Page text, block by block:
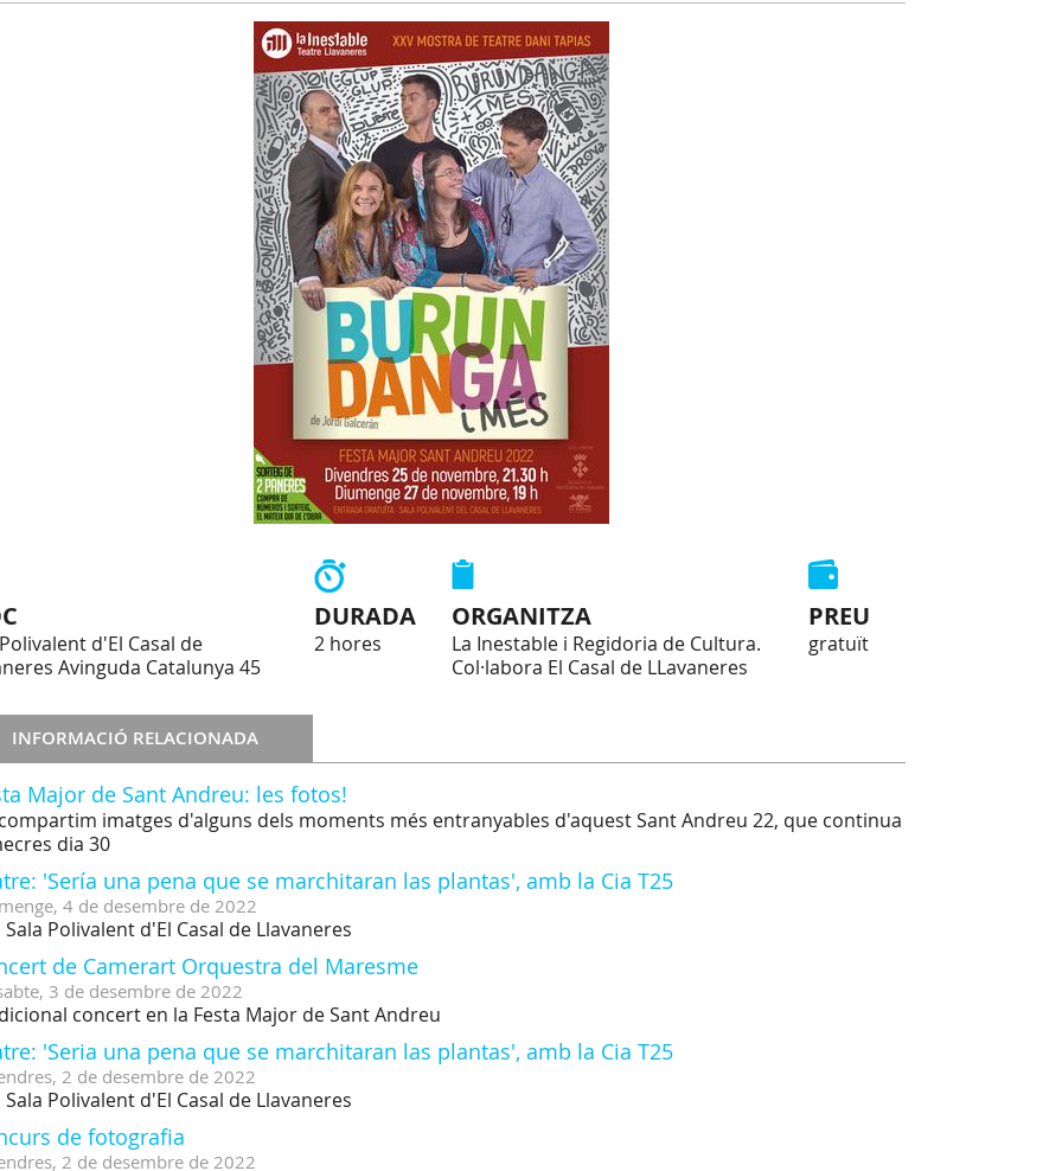
d'El Casal de
Avinguda Catalunya 45
DURADA
2 hores
ORGANITZA
La Inestable i Regidoria de Cultura.
Col·labora El Casal de LLavaneres
PREU
gratuït
INFORMACIÓ RELACIONADA
Major de Sant Andreu: les fotos!
imatges d'alguns dels moments més entranyables d'aquest Sant Andreu 22, que continua
dia 30
'Sería una pena que se marchitaran las plantas', amb la Cia T25
4 de desembre de 2022
Sala Polivalent d'El Casal de Llavaneres
de Camerart Orquestra del Maresme
3 de desembre de 2022
concert en la Festa Major de Sant Andreu
'Seria una pena que se marchitaran las plantas', amb la Cia T25
2 de desembre de 2022
Sala Polivalent d'El Casal de Llavaneres
de fotografia
2 de desembre de 2022